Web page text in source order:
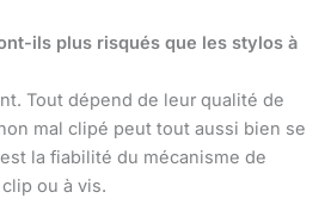
ils plus risqués que les stylos à
Tout dépend de leur qualité de
mal clipé peut tout aussi bien se
la fiabilité du mécanisme de
ou à vis.